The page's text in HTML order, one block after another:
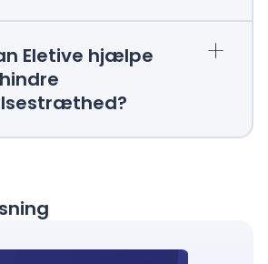
+
Eletive hjælpe